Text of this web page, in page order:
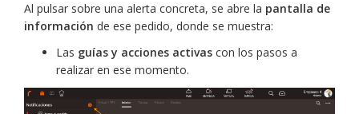
Al pulsar sobre una alerta concreta, se abre la pantalla de
información de ese pedido, donde se muestra:
Las guías y acciones activas con los pasos a
realizar en ese momento.